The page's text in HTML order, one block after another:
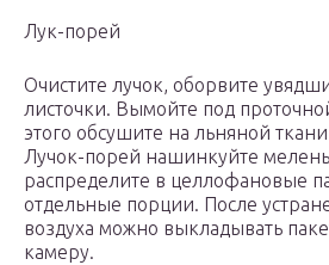
Лук-порей
Очистите лучок, оборвите
листочки. Вымойте под
этого обсушите на льняной
Лучок-порей нашинкуйте
распределите в целлофановые
отдельные порции. После
воздуха можно выкладывать
камеру.